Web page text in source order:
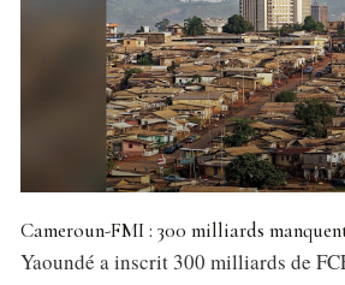
Cameroun-FMI : 300 milliards
Yaoundé a inscrit 300 milliards de